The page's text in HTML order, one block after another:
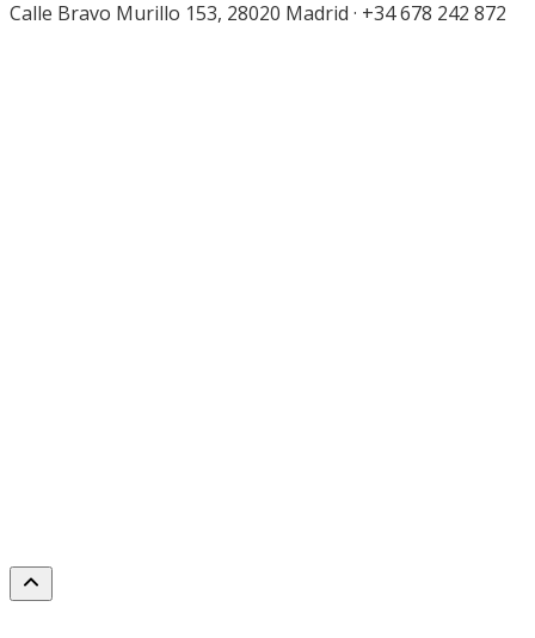
Calle Bravo Murillo 153, 28020 Madrid · +34 678 242 872